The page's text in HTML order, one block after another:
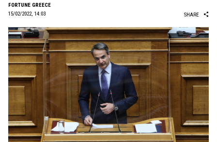
FORTUNE GREECE
15/02/2022, 14:03
SHARE